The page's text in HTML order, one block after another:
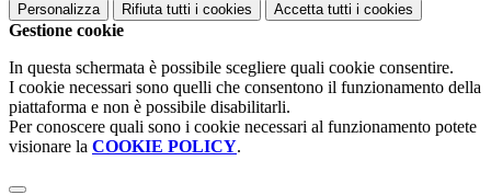
Personalizza Rifiuta tutti i cookies Accetta tutti i cookies
Gestione cookie
In questa schermata è possibile scegliere quali cookie consentire.
I cookie necessari sono quelli che consentono il funzionamento della
piattaforma e non è possibile disabilitarli.
Per conoscere quali sono i cookie necessari al funzionamento potete
visionare la COOKIE POLICY.